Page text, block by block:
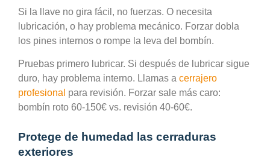
Si la llave no gira fácil, no fuerzas. O necesita
lubricación, o hay problema mecánico. Forzar dobla
los pines internos o rompe la leva del bombín.
Pruebas primero lubricar. Si después de lubricar sigue
duro, hay problema interno. Llamas a cerrajero
profesional para revisión. Forzar sale más caro:
bombín roto 60-150€ vs. revisión 40-60€.
Protege de humedad las cerraduras
exteriores